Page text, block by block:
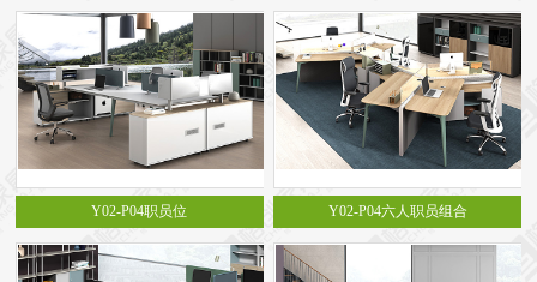
Y02-P04职员位 Y02-P04六人职员组合